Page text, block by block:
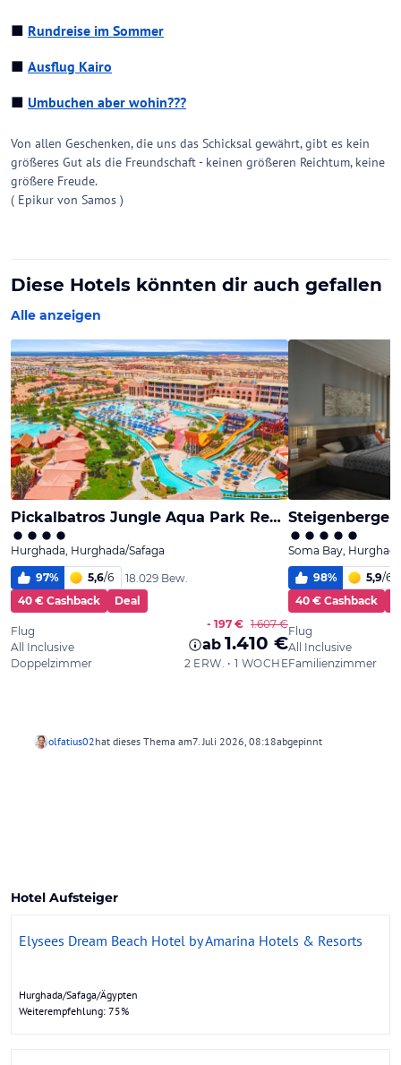
■ Rundreise im Sommer
■ Ausflug Kairo
■ Umbuchen aber wohin???
Von allen Geschenken, die uns das Schicksal gewährt, gibt es kein
größeres Gut als die Freundschaft - keinen größeren Reichtum, keine
größere Freude.
( Epikur von Samos )
olfatius02hat dieses Thema am7. Juli 2026, 08:18abgepinnt
Hotel Aufsteiger
Elysees Dream Beach Hotel by Amarina Hotels & Resorts
Hurghada/Safaga/Ägypten
Weiterempfehlung: 75%